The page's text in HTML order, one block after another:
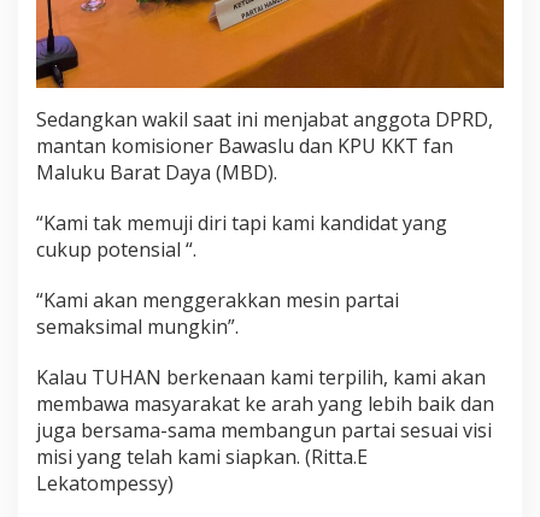
Sedangkan wakil saat ini menjabat anggota DPRD,
mantan komisioner Bawaslu dan KPU KKT fan
Maluku Barat Daya (MBD).
“Kami tak memuji diri tapi kami kandidat yang
cukup potensial “.
“Kami akan menggerakkan mesin partai
semaksimal mungkin”.
Kalau TUHAN berkenaan kami terpilih, kami akan
membawa masyarakat ke arah yang lebih baik dan
juga bersama-sama membangun partai sesuai visi
misi yang telah kami siapkan. (Ritta.E
Lekatompessy)